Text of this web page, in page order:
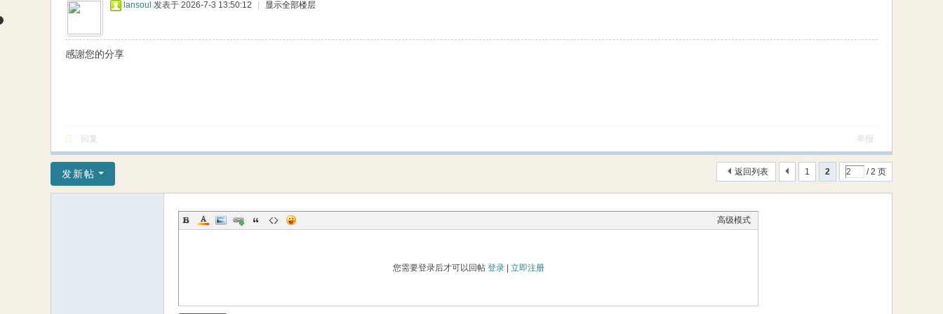
lansoul 发表于 2026-7-3 13:50:12 显示全部楼层
感謝您的分享
回复 举报
1 2 / 2 页
返回列表
发新帖
高级模式
您需要登录后才可以回帖 登录| 立即注册